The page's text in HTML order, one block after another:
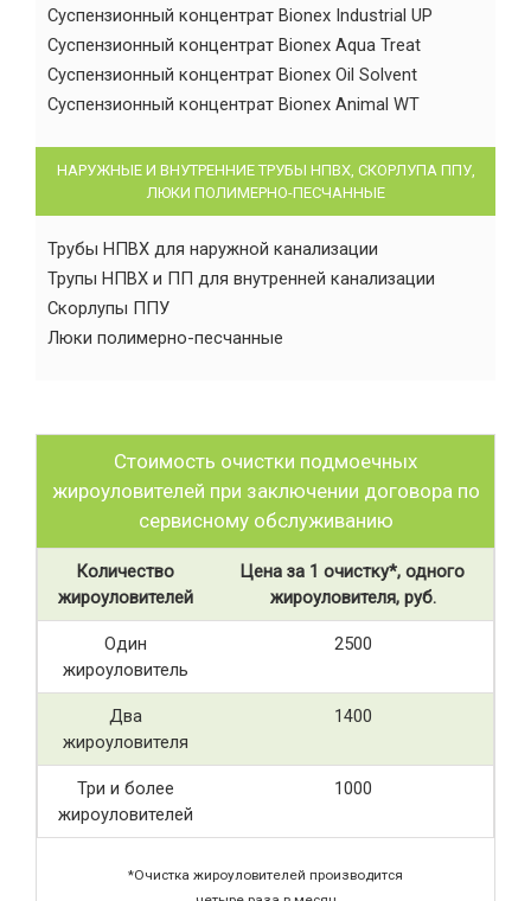
Суспензионный концентрат Bionex Industrial UP
Суспензионный концентрат Bionex Aqua Treat
Суспензионный концентрат Bionex Oil Solvent
Суспензионный концентрат Bionex Animal WT
НАРУЖНЫЕ И ВНУТРЕННИЕ ТРУБЫ НПВХ, СКОРЛУПА ППУ,
ЛЮКИ ПОЛИМЕРНО-ПЕСЧАННЫЕ
Трубы НПВХ для наружной канализации
Трупы НПВХ и ПП для внутренней канализации
Скорлупы ППУ
Люки полимерно-песчанные
Стоимость очистки подмоечных
жироуловителей при заключении договора по
сервисному обслуживанию
Количество
жироуловителей
Цена за 1 очистку*, одного
жироуловителя, руб.
Один
жироуловитель
2500
Два
жироуловителя
1400
Три и более
жироуловителей
1000
*Очистка жироуловителей производится